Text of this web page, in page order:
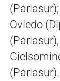
Oviedo
(Parlasur).